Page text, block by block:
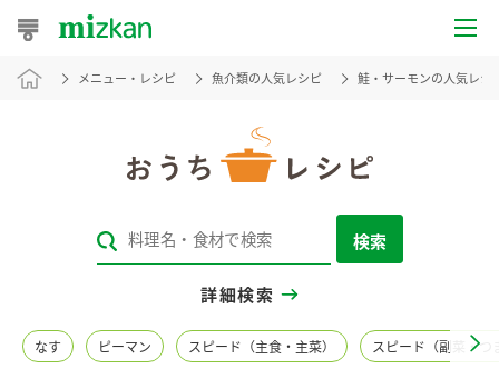
おうちレシピ
レシピカテゴリ一覧
レシピ名特集
メニュー・レシピ 魚介類の人気レシピ 鮭・サーモンの人気レシ
検索
詳細検索
なす ピーマン スピード（主食・主菜） スピード（副菜・つ